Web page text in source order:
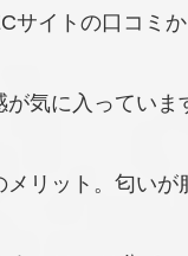
サイトの口コミ
が気に入ってい
メリット。匂い